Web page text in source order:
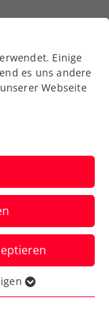
HEAD:
Erfolg
Einige
es uns andere
Webseite